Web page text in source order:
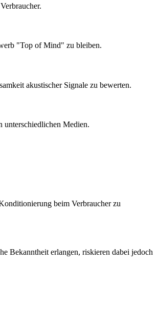
"Top of Mind" zu bleiben.
akustischer Signale zu bewerten.
unterschiedlichen Medien.
beim Verbraucher zu
Bekanntheit erlangen, riskieren dabei jedoch